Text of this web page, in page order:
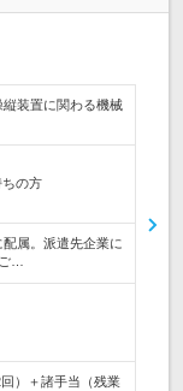
装置に関わる機械
ちの方
配属。派遣先企業に
…
）＋諸手当（残業